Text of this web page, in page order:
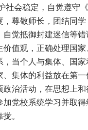
社会稳定，自觉遵守
，尊敬师长，团结同
自觉抵御封建迷信等
值观，正确处理国家
，当个人与集体、国
、集体的利益放在第
治活动，在思想上和
加党校系统学习并取
。